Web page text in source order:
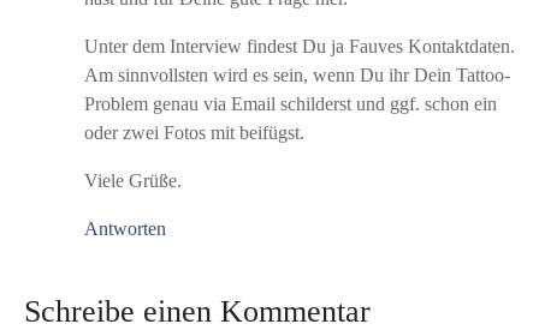
Unter dem Interview findest Du ja Fauves Kontaktdaten.
Am sinnvollsten wird es sein, wenn Du ihr Dein Tattoo-
Problem genau via Email schilderst und ggf. schon ein
oder zwei Fotos mit beifügst.
Viele Grüße.
Antworten
Schreibe einen Kommentar